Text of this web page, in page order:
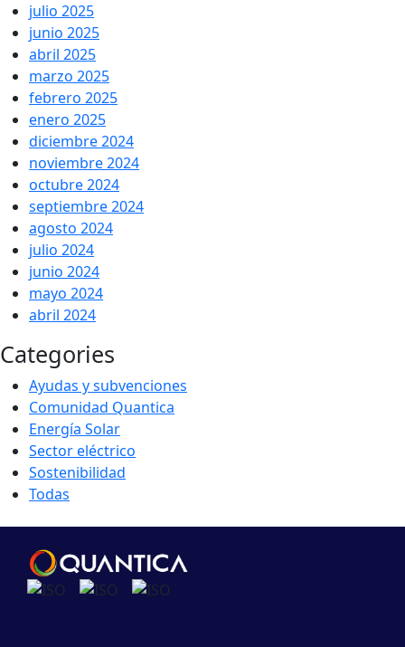
julio 2025
junio 2025
abril 2025
marzo 2025
febrero 2025
enero 2025
diciembre 2024
noviembre 2024
octubre 2024
septiembre 2024
agosto 2024
julio 2024
junio 2024
mayo 2024
abril 2024
Categories
Ayudas y subvenciones
Comunidad Quantica
Energía Solar
Sector eléctrico
Sostenibilidad
Todas